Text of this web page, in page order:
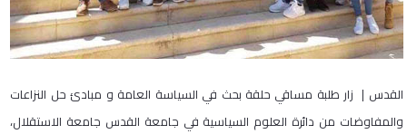
القدس | زار طلبة مساقي حلقة بحث في السياسة العامة و مبادئ حل النزاعات
والمفاوضات من دائرة العلوم السياسية في جامعة القدس جامعة الاستقلال،